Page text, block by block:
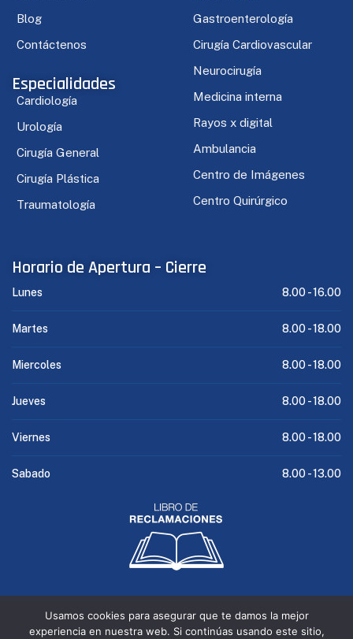
Blog
Contáctenos
Especialidades
Cardiología
Urología
Cirugía General
Cirugía Plástica
Traumatología
Gastroenterología
Cirugía Cardiovascular
Neurocirugía
Medicina interna
Rayos x digital
Ambulancia
Centro de Imágenes
Centro Quirúrgico
Horario de Apertura – Cierre
Lunes 8.00 -16.00
Martes 8.00 -18.00
Miercoles 8.00 -18.00
Jueves 8.00 -18.00
Viernes 8.00 -18.00
Sabado 8.00 -13.00
Usamos cookies para asegurar que te damos la mejor
experiencia en nuestra web. Si continúas usando este sitio,